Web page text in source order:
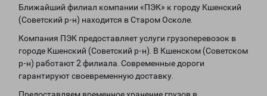
Ближайший филиал компании «ПЭК» к городу Кшенский
(Советский р-н) находится в Старом Осколе.
Компания ПЭК предоставляет услуги грузоперевозок в
городе Кшенский (Советский р-н). В Кшенском (Советском
р-н) работают 2 филиала. Современные дороги
гарантируют своевременную доставку.